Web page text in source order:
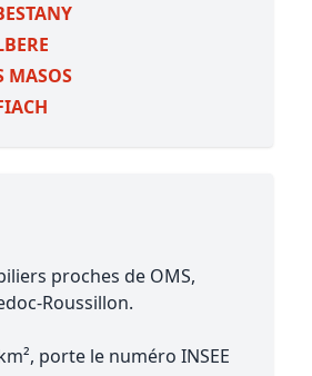
MASOS
proches de OMS,
Roussillon.
porte le numéro INSEE